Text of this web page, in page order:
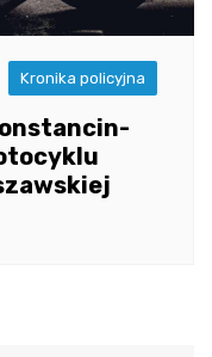
Kronika policyjna